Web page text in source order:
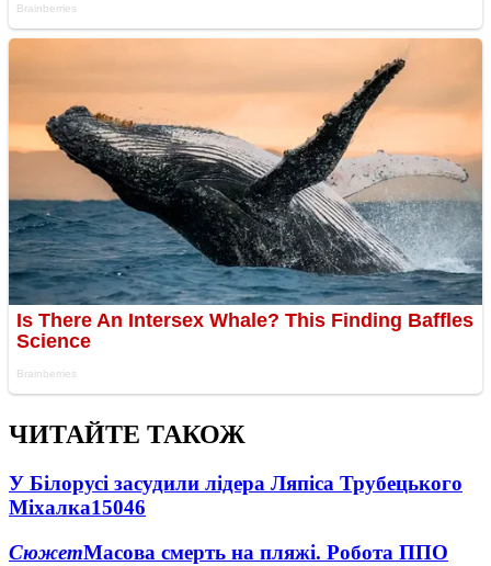
ЧИТАЙТЕ ТАКОЖ
У Білорусі засудили лідера Ляпіса Трубецького
Міхалка15046
СюжетМасова смерть на пляжі. Робота ППО